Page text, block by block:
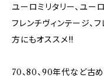
ユーロミリタリー、ユー
フレンチヴィンテージ、
方にもオススメ!!
70、80、90年代など古